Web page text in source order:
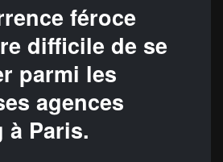
féroce
difficile de se
parmi les
agences
à Paris.